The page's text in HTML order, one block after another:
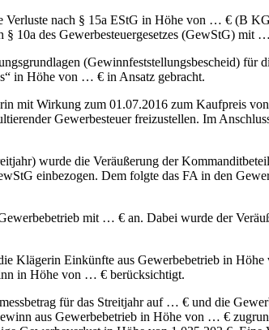
nach § 15a EStG in Höhe von … € (B
§ 10a des Gewerbesteuergesetzes (GewStG)
(Gewinnfeststellungsbescheid) für
in Höhe von … € in Ansatz gebracht.
Wirkung zum 01.07.2016 zum Kaufpreis von
Gewerbesteuer freizustellen. Im
wurde die Veräußerung der
einbezogen. Dem folgte das FA in den
mit … € an. Dabei wurde der
Einkünfte aus Gewerbebetrieb in Höhe
in Höhe von … € berücksichtigt.
für das Streitjahr auf … € und die
aus Gewerbebetrieb in Höhe von … €